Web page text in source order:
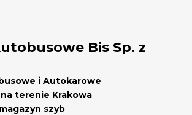
Bis Sp. z
i Autokarowe
terenie Krakowa
szyb